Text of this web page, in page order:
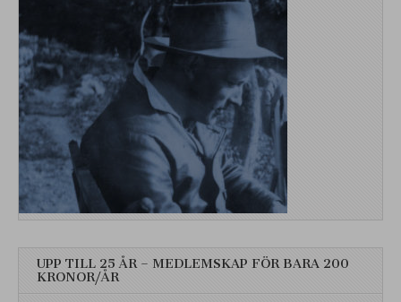
UPP TILL 25 ÅR – MEDLEMSKAP FÖR BARA 200
KRONOR/ÅR